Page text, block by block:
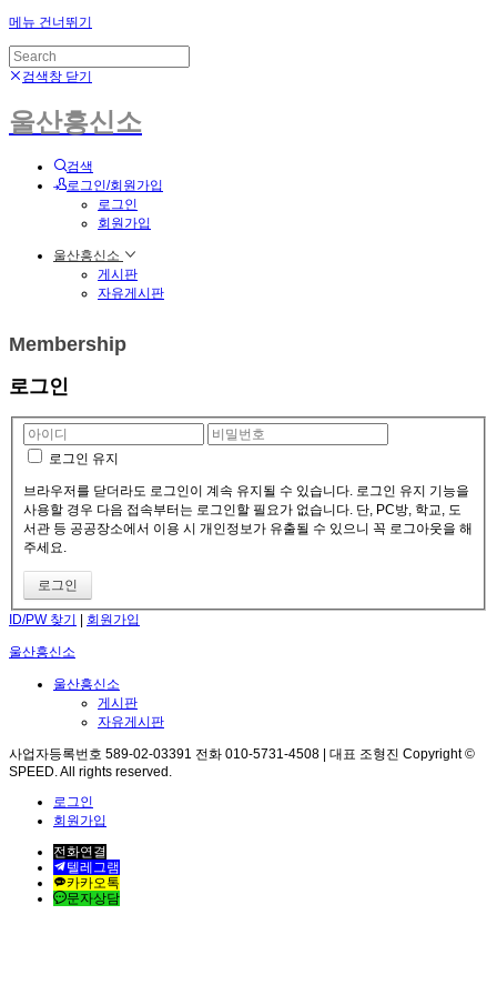
메뉴 건너뛰기
검색창 닫기
울산흥신소
검색
로그인/회원가입
로그인
회원가입
울산흥신소
게시판
자유게시판
Membership
로그인
로그인 유지
브라우저를 닫더라도 로그인이 계속 유지될 수 있습니다. 로그인 유지 기능을
사용할 경우 다음 접속부터는 로그인할 필요가 없습니다. 단, PC방, 학교, 도
서관 등 공공장소에서 이용 시 개인정보가 유출될 수 있으니 꼭 로그아웃을 해
주세요.
ID/PW 찾기 | 회원가입
울산흥신소
울산흥신소
게시판
자유게시판
사업자등록번호 589-02-03391 전화 010-5731-4508 | 대표 조형진 Copyright ©
SPEED. All rights reserved.
로그인
회원가입
전화연결
텔레그램
카카오톡
문자상담